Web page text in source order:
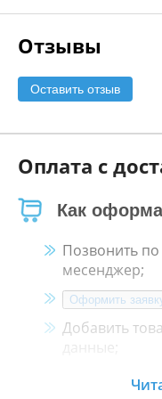
Отзывы
Оставить отзыв
Оплата с
Как
Позвонить
месенджер;
Оформить
Добавить
данные;
Менеджер